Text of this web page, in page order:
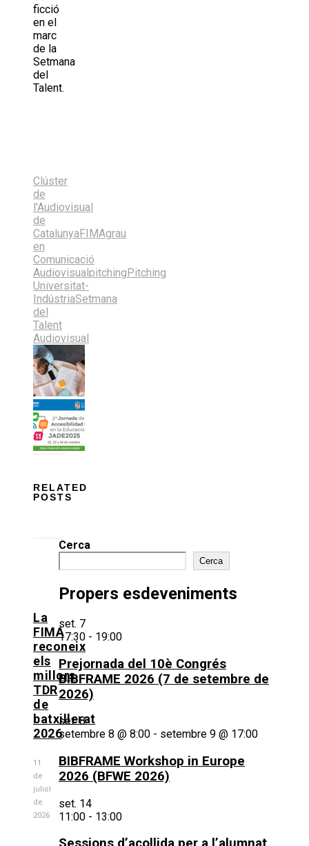
ficció
en el
marc
de la
Setmana
del
Talent.
Email
on
Clúster
de
l'Audiovisual
de
CatalunyaFIMAgrau
en
Comunicació
AudiovisualpitchingPitching
Universitat-
IndústriaSetmana
del
Talent
Audiovisual
RELATED
POSTS
La
FIMA
reconeix
els
millors
TDR
de
batxillerat
2026
11
de
juliol
de
2026
Cerca
Cerca
Propers esdeveniments
set. 7
17:30 - 19:00
Prejornada del 10è Congrés
BIBFRAME 2026 (7 de setembre de
2026)
set.8
setembre 8 @ 8:00 - setembre 9 @ 17:00
BIBFRAME Workshop in Europe
2026 (BFWE 2026)
set. 14
11:00 - 13:00